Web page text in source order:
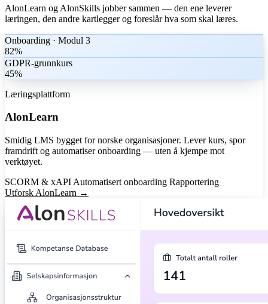
AlonLearn og AlonSkills jobber sammen — den ene leverer
læringen, den andre kartlegger og foreslår hva som skal læres.
Onboarding · Modul 3
82%
GDPR-grunnkurs
45%
Læringsplattform
AlonLearn
Smidig LMS bygget for norske organisasjoner. Lever kurs, spor
framdrift og automatiser onboarding — uten å kjempe mot
verktøyet.
SCORM & xAPI Automatisert onboarding Rapportering
Utforsk AlonLearn →